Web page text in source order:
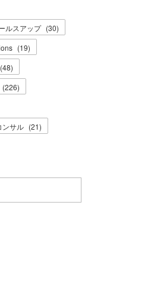
ルスアップ (30)
(19)
(48)
(226)
ンサル (21)